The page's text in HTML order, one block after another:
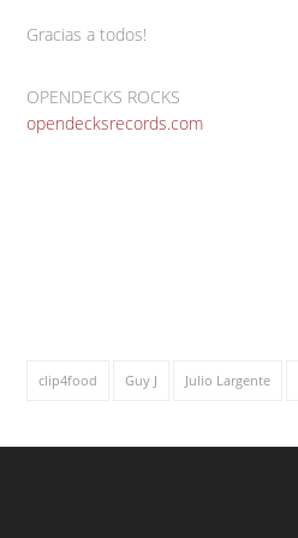
Gracias a todos!
OPENDECKS ROCKS
opendecksrecords.com
clip4food Guy J Julio Largente